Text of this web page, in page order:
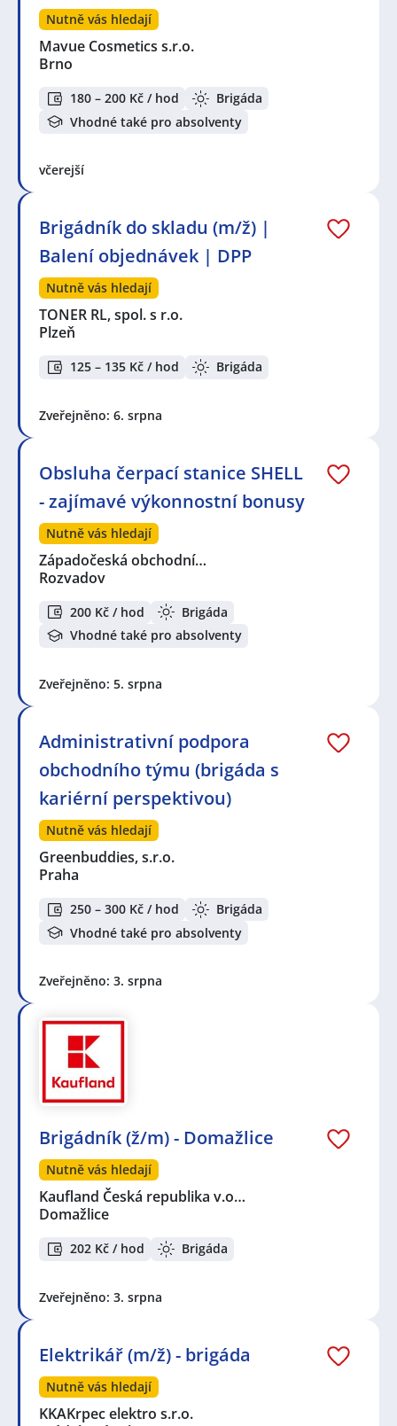
Nutně vás hledají
Mavue Cosmetics s.r.o.
Brno
180 – 200 Kč / hod
Brigáda
Vhodné také pro absolventy
včerejší
Brigádník do skladu (m/ž) |
Balení objednávek | DPP
Nutně vás hledají
TONER RL, spol. s r.o.
Plzeň
125 – 135 Kč / hod Brigáda
Zveřejněno: 6. srpna
Obsluha čerpací stanice SHELL
- zajímavé výkonnostní bonusy
Nutně vás hledají
Západočeská obchodní…
Rozvadov
200 Kč / hod
Brigáda
Vhodné také pro absolventy
Zveřejněno: 5. srpna
Administrativní podpora
obchodního týmu (brigáda s
kariérní perspektivou)
Nutně vás hledají
Greenbuddies, s.r.o.
Praha
250 – 300 Kč / hod
Brigáda
Vhodné také pro absolventy
Zveřejněno: 3. srpna
Brigádník (ž/m) - Domažlice
Nutně vás hledají
Kaufland Česká republika v.o…
Domažlice
202 Kč / hod Brigáda
Zveřejněno: 3. srpna
Elektrikář (m/ž) - brigáda
Nutně vás hledají
KKAKrpec elektro s.r.o.